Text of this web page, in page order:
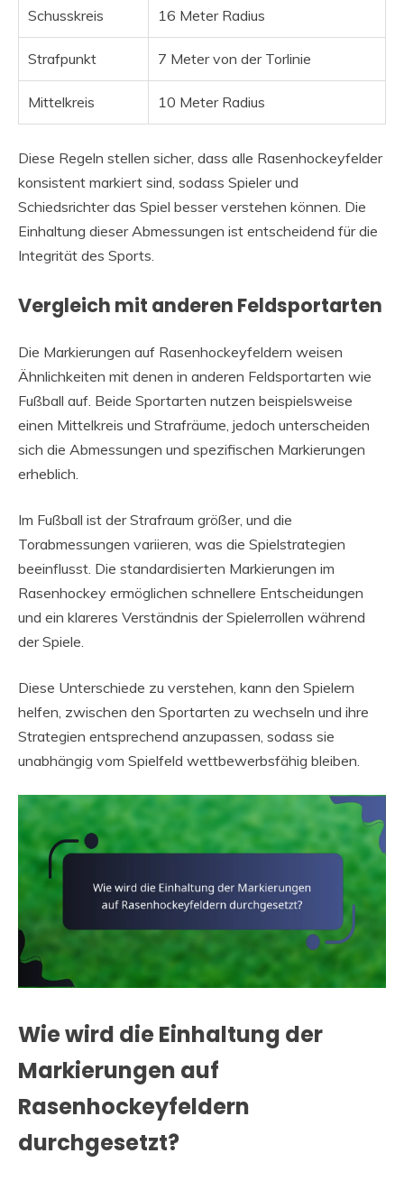
Schusskreis 16 Meter Radius
Strafpunkt 7 Meter von der Torlinie
Mittelkreis 10 Meter Radius
Diese Regeln stellen sicher, dass alle Rasenhockeyfelder
konsistent markiert sind, sodass Spieler und
Schiedsrichter das Spiel besser verstehen können. Die
Einhaltung dieser Abmessungen ist entscheidend für die
Integrität des Sports.
Vergleich mit anderen Feldsportarten
Die Markierungen auf Rasenhockeyfeldern weisen
Ähnlichkeiten mit denen in anderen Feldsportarten wie
Fußball auf. Beide Sportarten nutzen beispielsweise
einen Mittelkreis und Strafräume, jedoch unterscheiden
sich die Abmessungen und spezifischen Markierungen
erheblich.
Im Fußball ist der Strafraum größer, und die
Torabmessungen variieren, was die Spielstrategien
beeinflusst. Die standardisierten Markierungen im
Rasenhockey ermöglichen schnellere Entscheidungen
und ein klareres Verständnis der Spielerrollen während
der Spiele.
Diese Unterschiede zu verstehen, kann den Spielern
helfen, zwischen den Sportarten zu wechseln und ihre
Strategien entsprechend anzupassen, sodass sie
unabhängig vom Spielfeld wettbewerbsfähig bleiben.
Wie wird die Einhaltung der
Markierungen auf
Rasenhockeyfeldern
durchgesetzt?